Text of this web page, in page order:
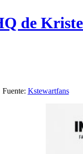
de
Fuente: Kstewartfans